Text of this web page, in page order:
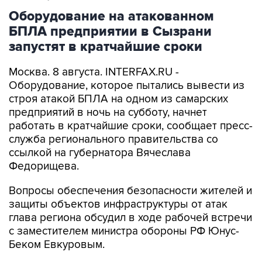
Оборудование на атакованном
БПЛА предприятии в Сызрани
запустят в кратчайшие сроки
Москва. 8 августа. INTERFAX.RU -
Оборудование, которое пытались вывести из
строя атакой БПЛА на одном из самарских
предприятий в ночь на субботу, начнет
работать в кратчайшие сроки, сообщает пресс-
служба регионального правительства со
ссылкой на губернатора Вячеслава
Федорищева.
Вопросы обеспечения безопасности жителей и
защиты объектов инфраструктуры от атак
глава региона обсудил в ходе рабочей встречи
с заместителем министра обороны РФ Юнус-
Беком Евкуровым.